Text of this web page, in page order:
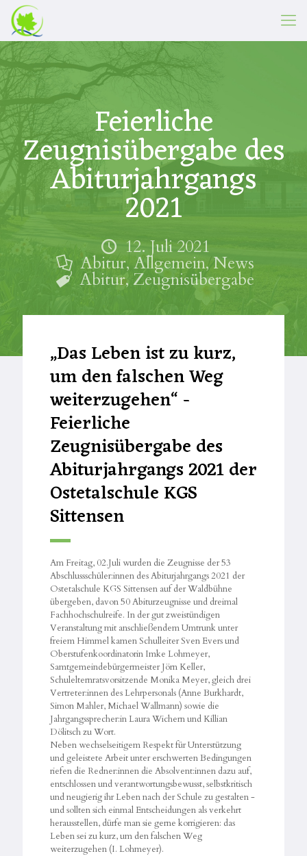
Feierliche
Zeugnisübergabe des
Abiturjahrgangs
2021
12. Juli 2021
Abitur, Allgemein, News
Abitur, Zeugnisübergabe
„Das Leben ist zu kurz,
um den falschen Weg
weiterzugehen“ -
Feierliche
Zeugnisübergabe des
Abiturjahrgangs 2021 der
Ostetalschule KGS
Sittensen
Am Freitag, 02.Juli wurden die Zeugnisse der 53
Abschlussschüler:innen des Abiturjahrgangs 2021 der
Ostetalschule KGS Sittensen auf der Waldbühne
übergeben, davon 50 Abiturzeugnisse und dreimal
Fachhochschulreife. In der gut zweistündigen
Veranstaltung mit anschließendem Umtrunk unter
freiem Himmel kamen Schulleiter Sven Evers und
Oberstufenkoordinatorin Imke Lohmeyer,
Samtgemeindebürgermeister Jörn Keller,
Schulelternratsvorsitzende Monika Meyer, gleich drei
Vertreter:innen des Lehrpersonals (Anne Burkhardt,
Simon Mahler, Michael Wallmann) sowie die
Jahrgangssprecher:in Laura Wichern und Killian
Dölitsch zu Wort.
Neben wechselseitigem Respekt für Unterstützung
und geleistete Arbeit unter erschwerten Bedingungen
riefen die Redner:innen die Absolvent:innen dazu auf,
entschlossen und verantwortungsbewusst, selbstkritisch
und neugierig ihr Leben nach der Schule zu gestalten -
und sollten sich einmal Entscheidungen als verkehrt
herausstellen, dürfe man sie gerne korrigieren: das
Leben sei zu kurz, um den falschen Weg
weiterzugehen (I. Lohmeyer).